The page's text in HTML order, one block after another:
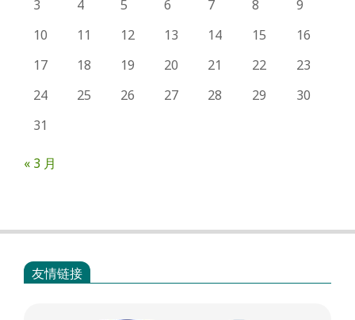
3 4 5 6 7 8
9
10
11 12 13 14 15
16
17
18 19 20 21 22
23
24
25 26 27 28 29
30
31
« 3 月
友情链接